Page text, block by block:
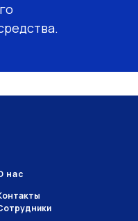
нас